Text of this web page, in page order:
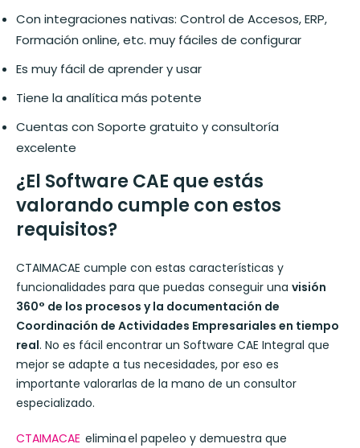
Con integraciones nativas: Control de Accesos, ERP,
Formación online, etc. muy fáciles de configurar
Es muy fácil de aprender y usar
Tiene la analítica más potente
Cuentas con Soporte gratuito y consultoría
excelente
¿El Software CAE que estás
valorando cumple con estos
requisitos?
CTAIMACAE cumple con estas características y
funcionalidades para que puedas conseguir una visión
360° de los procesos y la documentación de
Coordinación de Actividades Empresariales en tiempo
real. No es fácil encontrar un Software CAE Integral que
mejor se adapte a tus necesidades, por eso es
importante valorarlas de la mano de un consultor
especializado.
CTAIMACAE elimina el papeleo y demuestra que